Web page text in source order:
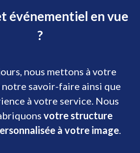
événementiel en vue
?
nous mettons à votre
savoir-faire ainsi que
à votre service. Nous
votre structure
à votre image.